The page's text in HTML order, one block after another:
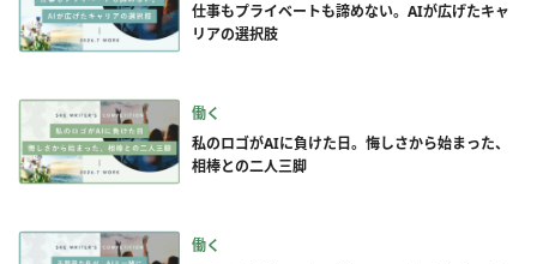
仕事もプライベートも諦めない。AIが広げたキャ
リアの選択肢
働く
私のロゴがAIに負けた日。悔しさから始まった、
相棒との二人三脚
働く